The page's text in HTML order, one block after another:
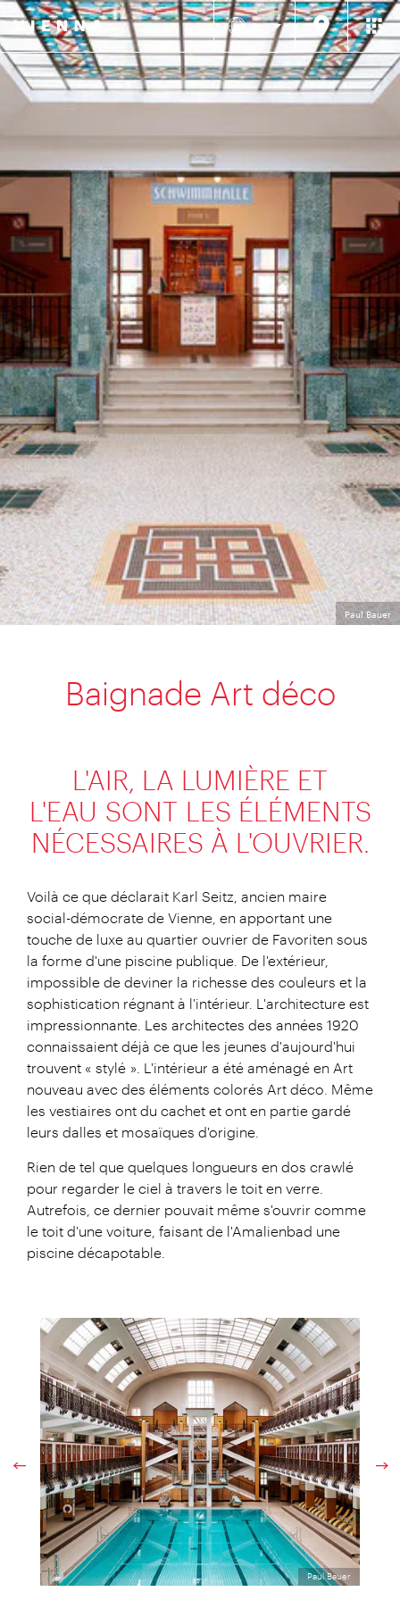
Paul Bauer
Baignade Art déco
L'AIR, LA LUMIÈRE ET
L'EAU SONT LES ÉLÉMENTS
NÉCESSAIRES À L'OUVRIER.
Voilà ce que déclarait Karl Seitz, ancien maire
social-démocrate de Vienne, en apportant une
touche de luxe au quartier ouvrier de Favoriten sous
la forme d'une piscine publique. De l'extérieur,
impossible de deviner la richesse des couleurs et la
sophistication régnant à l'intérieur. L'architecture est
impressionnante. Les architectes des années 1920
connaissaient déjà ce que les jeunes d'aujourd'hui
trouvent « stylé ». L'intérieur a été aménagé en Art
nouveau avec des éléments colorés Art déco. Même
les vestiaires ont du cachet et ont en partie gardé
leurs dalles et mosaïques d'origine.
Rien de tel que quelques longueurs en dos crawlé
pour regarder le ciel à travers le toit en verre.
Autrefois, ce dernier pouvait même s'ouvrir comme
le toit d'une voiture, faisant de l'Amalienbad une
piscine décapotable.
Paul Bauer